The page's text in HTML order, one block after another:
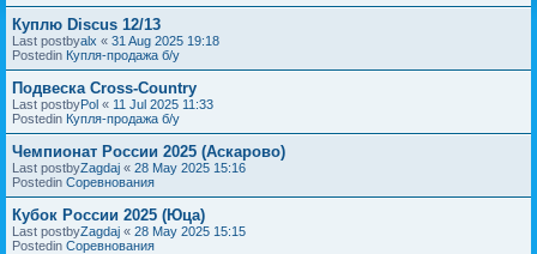
Куплю Discus 12/13
Last postbyalx « 31 Aug 2025 19:18
Postedin Купля-продажа б/у
Подвеска Cross-Country
Last postbyPol « 11 Jul 2025 11:33
Postedin Купля-продажа б/у
Чемпионат России 2025 (Аскарово)
Last postbyZagdaj « 28 May 2025 15:16
Postedin Соревнования
Кубок России 2025 (Юца)
Last postbyZagdaj « 28 May 2025 15:15
Postedin Соревнования